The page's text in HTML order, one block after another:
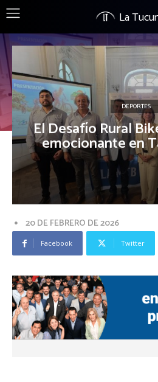
La
DEPORTES
El Desafío Rural
emocionante en
20 DE FEBRERO DE 2026
Facebook Twitter